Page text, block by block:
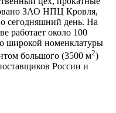
ЗАО НПЦ Кровля,
сегодняшний день. На
работает около 100
широкой номенклатуры
большого (3500 м2)
России и